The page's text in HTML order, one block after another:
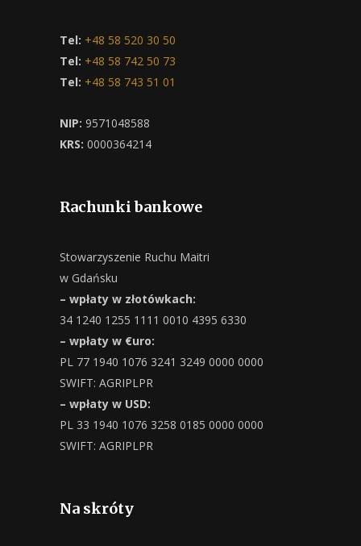
Tel: +48 58 520 30 50
Tel: +48 58 742 50 73
Tel: +48 58 743 51 01
NIP: 9571048588
KRS: 0000364214
Rachunki bankowe
Stowarzyszenie Ruchu Maitri
w Gdańsku
– wpłaty w złotówkach:
34 1240 1255 1111 0010 4395 6330
– wpłaty w €uro:
PL 77 1940 1076 3241 3249 0000 0000
SWIFT: AGRIPLPR
– wpłaty w USD:
PL 33 1940 1076 3258 0185 0000 0000
SWIFT: AGRIPLPR
Na skróty